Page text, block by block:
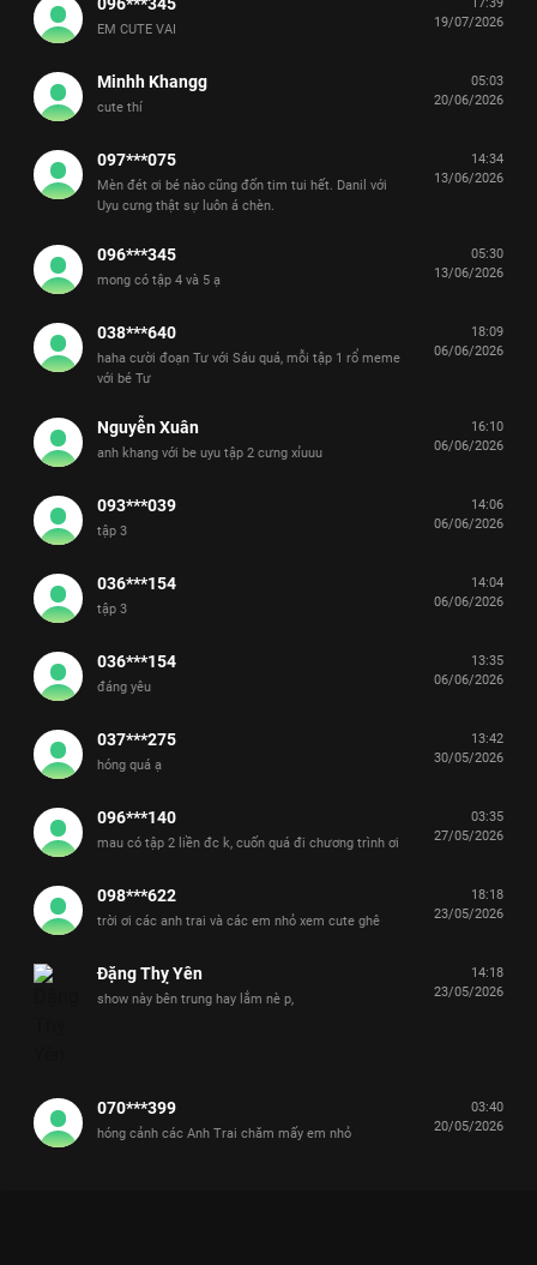
EM CUTE VAI
19/07/2026
Minhh Khangg
cute thí
05:03
20/06/2026
097***075
Mèn đét ơi bé nào cũng đốn tim tui hết. Danil với
Uyu cưng thật sự luôn á chèn.
14:34
13/06/2026
096***345
mong có tập 4 và 5 ạ
05:30
13/06/2026
038***640
haha cười đoạn Tư với Sáu quá, mỗi tập 1 rổ meme
với bé Tư
18:09
06/06/2026
Nguyễn Xuân
anh khang với be uyu tập 2 cưng xỉuuu
16:10
06/06/2026
093***039
tập 3
14:06
06/06/2026
036***154
tập 3
14:04
06/06/2026
036***154
đáng yêu
13:35
06/06/2026
037***275
hóng quá ạ
13:42
30/05/2026
096***140
mau có tập 2 liền đc k, cuốn quá đi chương trình ơi
03:35
27/05/2026
098***622
trời ơi các anh trai và các em nhỏ xem cute ghê
18:18
23/05/2026
Đặng Thỵ Yên
show này bên trung hay lắm nè p,
14:18
23/05/2026
070***399
hóng cảnh các Anh Trai chăm mấy em nhỏ
03:40
20/05/2026